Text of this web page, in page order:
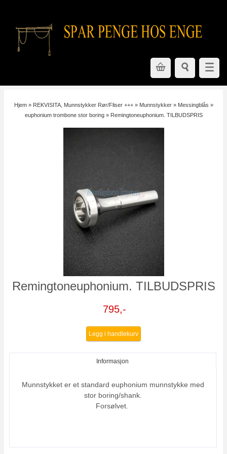
Hjem» REKVISITA, Munnstykker Rør/Fliser +++» Munnstykker» Messingblås »
euphonium trombone stor boring» Remingtoneuphonium. TILBUDSPRIS
Remingtoneuphonium. TILBUDSPRIS
795,-
Legg i handlekurv
Informasjon
Munnstykket er et standard euphonium munnstykke med
stor boring/shank.
Forsølvet.